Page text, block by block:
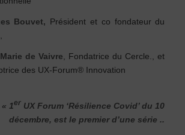
Bouvet, Président et co fondateur du
de Vaivre , Fondatrice du Cercle., et
des UX-Forum® Innovation
« 1er UX Forum ‘Résilience Covid’ du 10
décembre, est le premier d’une série ..